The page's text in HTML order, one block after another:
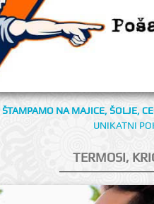
ŠTAMPAMO NA MAJICE, ŠOLJE,
UNIKATNI
TERMOSI,